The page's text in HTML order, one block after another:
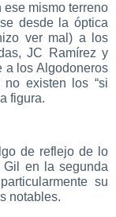
ese mismo terreno
desde la óptica
ver mal) a los
JC Ramírez y
a los Algodoneros
existen los “si
figura.
de reflejo de lo
en la segunda
su
notables.